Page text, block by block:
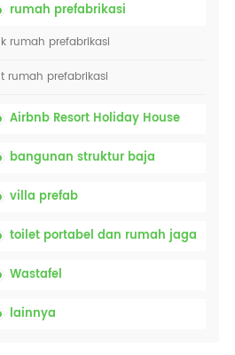
rumah prefabrikasi
k rumah prefabrikasi
t rumah prefabrikasi
Airbnb Resort Holiday House
bangunan struktur baja
villa prefab
toilet portabel dan rumah jaga
Wastafel
lainnya